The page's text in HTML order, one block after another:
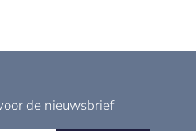
de nieuwsbrief